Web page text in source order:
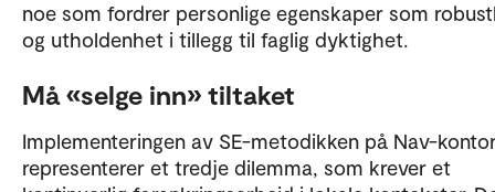
noe som fordrer personlige egenskaper som
og utholdenhet i tillegg til faglig dyktighet.
Må «selge inn» tiltaket
Implementeringen av SE-metodikken på Nav-
representerer et tredje dilemma, som krever et